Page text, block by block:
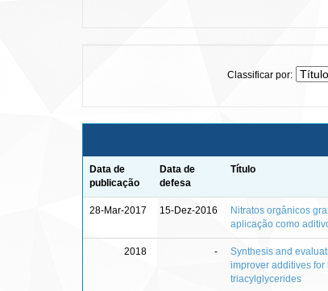
Classificar por:
Data de
publicação
Data de
defesa
Título
28-Mar-2017 15-Dez-2016
Nitratos orgânicos
aplicação como
2018 -
Synthesis and
improver additives
triacylglycerides